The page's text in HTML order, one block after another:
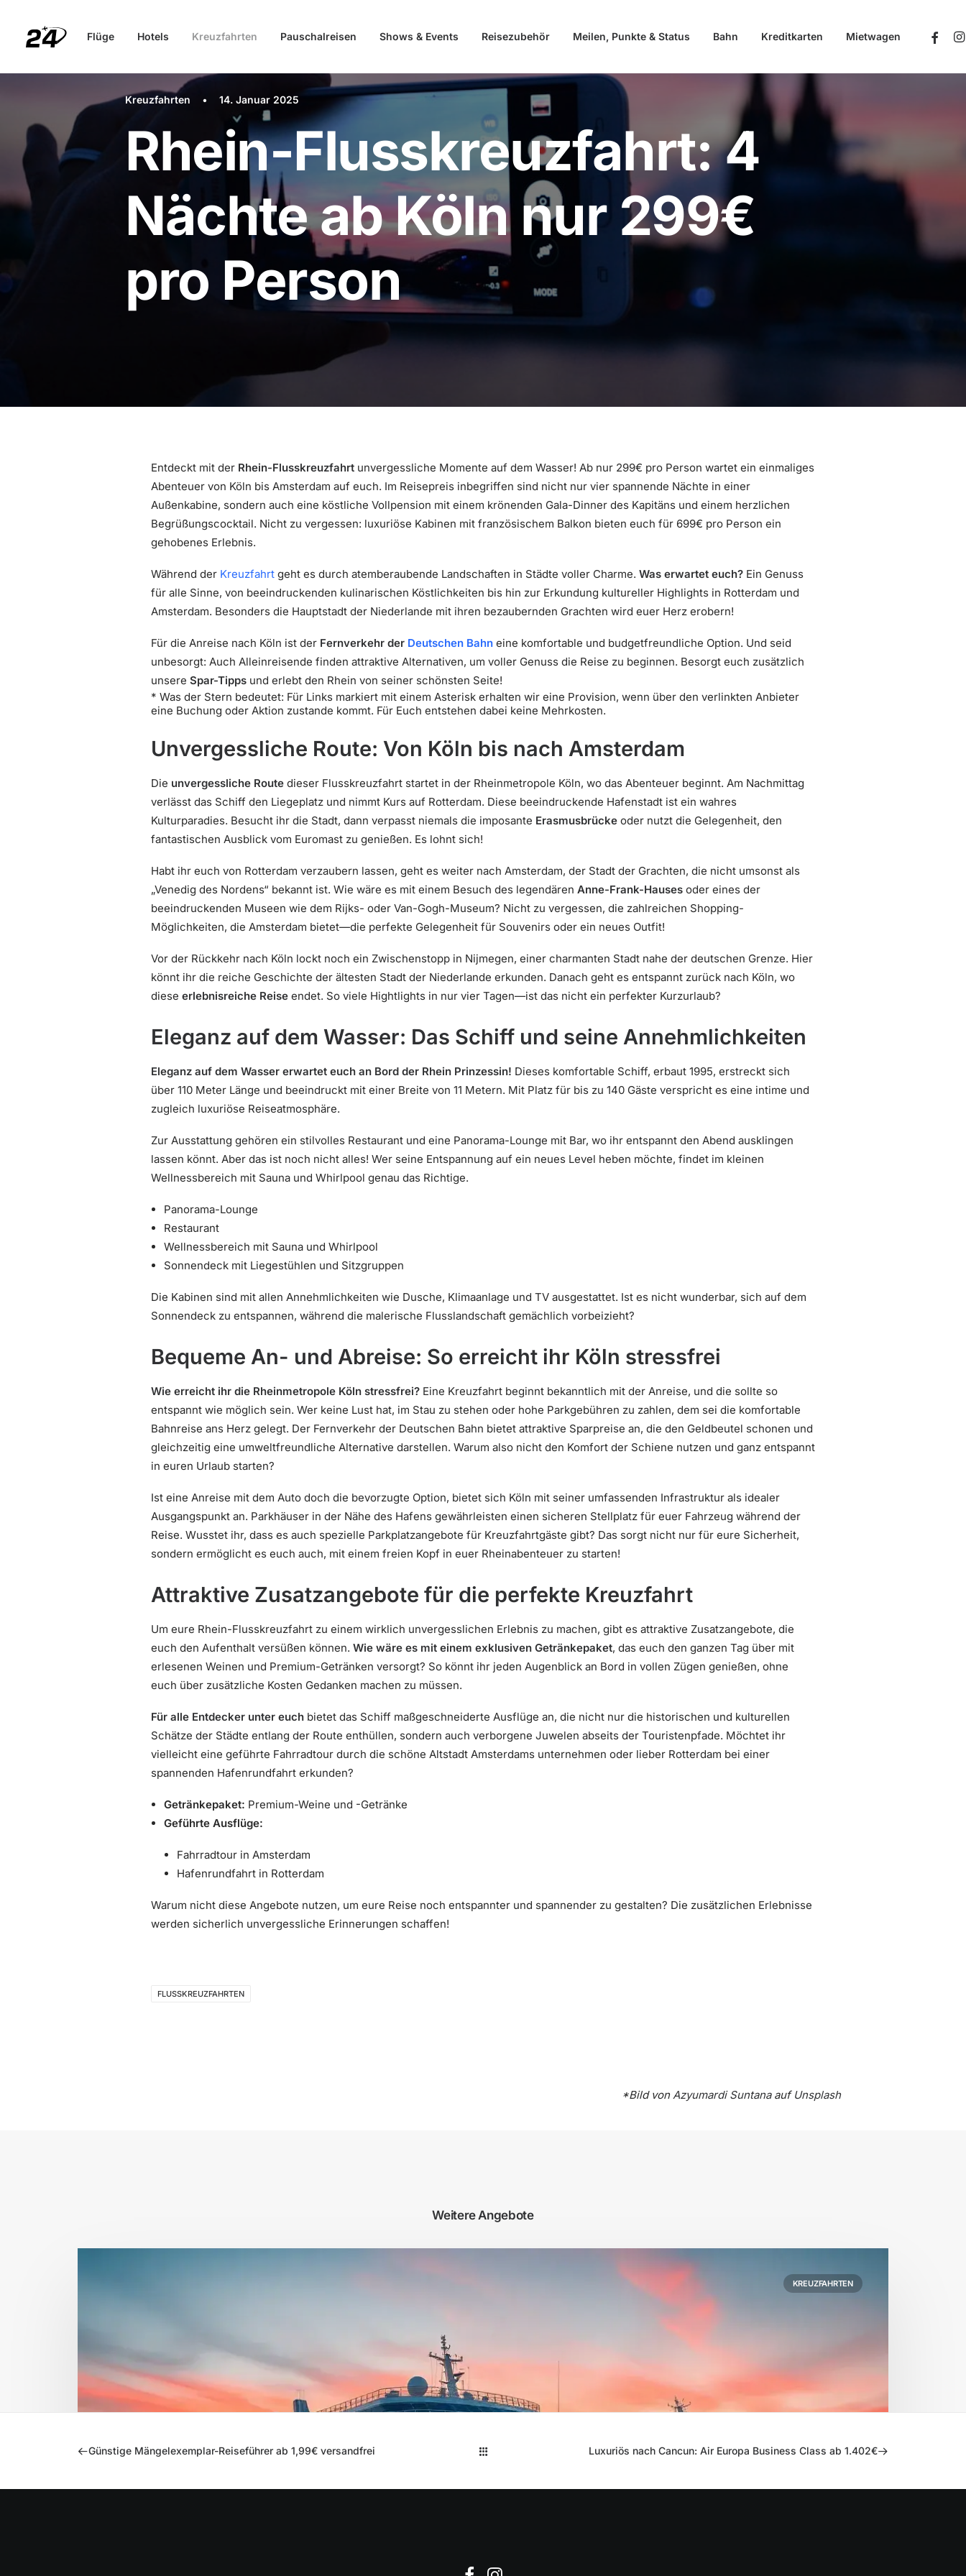
Flüge Hotels Kreuzfahrten Pauschalreisen Shows & Events Reisezubehör Meilen, Punkte & Status Bahn Kreditkarten Mietwagen
Kreuzfahrten • 14. Januar 2025
Rhein-Flusskreuzfahrt: 4
Nächte ab Köln nur 299€
pro Person
Entdeckt mit der Rhein-Flusskreuzfahrt unvergessliche Momente auf dem Wasser! Ab nur 299€ pro Person wartet ein einmaliges
Abenteuer von Köln bis Amsterdam auf euch. Im Reisepreis inbegriffen sind nicht nur vier spannende Nächte in einer
Außenkabine, sondern auch eine köstliche Vollpension mit einem krönenden Gala-Dinner des Kapitäns und einem herzlichen
Begrüßungscocktail. Nicht zu vergessen: luxuriöse Kabinen mit französischem Balkon bieten euch für 699€ pro Person ein
gehobenes Erlebnis.
Während der Kreuzfahrt geht es durch atemberaubende Landschaften in Städte voller Charme. Was erwartet euch? Ein Genuss
für alle Sinne, von beeindruckenden kulinarischen Köstlichkeiten bis hin zur Erkundung kultureller Highlights in Rotterdam und
Amsterdam. Besonders die Hauptstadt der Niederlande mit ihren bezaubernden Grachten wird euer Herz erobern!
Für die Anreise nach Köln ist der Fernverkehr der Deutschen Bahn eine komfortable und budgetfreundliche Option. Und seid
unbesorgt: Auch Alleinreisende finden attraktive Alternativen, um voller Genuss die Reise zu beginnen. Besorgt euch zusätzlich
unsere Spar-Tipps und erlebt den Rhein von seiner schönsten Seite!
* Was der Stern bedeutet: Für Links markiert mit einem Asterisk erhalten wir eine Provision, wenn über den verlinkten Anbieter
eine Buchung oder Aktion zustande kommt. Für Euch entstehen dabei keine Mehrkosten.
Unvergessliche Route: Von Köln bis nach Amsterdam
Die unvergessliche Route dieser Flusskreuzfahrt startet in der Rheinmetropole Köln, wo das Abenteuer beginnt. Am Nachmittag
verlässt das Schiff den Liegeplatz und nimmt Kurs auf Rotterdam. Diese beeindruckende Hafenstadt ist ein wahres
Kulturparadies. Besucht ihr die Stadt, dann verpasst niemals die imposante Erasmusbrücke oder nutzt die Gelegenheit, den
fantastischen Ausblick vom Euromast zu genießen. Es lohnt sich!
Habt ihr euch von Rotterdam verzaubern lassen, geht es weiter nach Amsterdam, der Stadt der Grachten, die nicht umsonst als
„Venedig des Nordens“ bekannt ist. Wie wäre es mit einem Besuch des legendären Anne-Frank-Hauses oder eines der
beeindruckenden Museen wie dem Rijks- oder Van-Gogh-Museum? Nicht zu vergessen, die zahlreichen Shopping-
Möglichkeiten, die Amsterdam bietet—die perfekte Gelegenheit für Souvenirs oder ein neues Outfit!
Vor der Rückkehr nach Köln lockt noch ein Zwischenstopp in Nijmegen, einer charmanten Stadt nahe der deutschen Grenze. Hier
könnt ihr die reiche Geschichte der ältesten Stadt der Niederlande erkunden. Danach geht es entspannt zurück nach Köln, wo
diese erlebnisreiche Reise endet. So viele Hightlights in nur vier Tagen—ist das nicht ein perfekter Kurzurlaub?
Eleganz auf dem Wasser: Das Schiff und seine Annehmlichkeiten
Eleganz auf dem Wasser erwartet euch an Bord der Rhein Prinzessin! Dieses komfortable Schiff, erbaut 1995, erstreckt sich
über 110 Meter Länge und beeindruckt mit einer Breite von 11 Metern. Mit Platz für bis zu 140 Gäste verspricht es eine intime und
zugleich luxuriöse Reiseatmosphäre.
Zur Ausstattung gehören ein stilvolles Restaurant und eine Panorama-Lounge mit Bar, wo ihr entspannt den Abend ausklingen
lassen könnt. Aber das ist noch nicht alles! Wer seine Entspannung auf ein neues Level heben möchte, findet im kleinen
Wellnessbereich mit Sauna und Whirlpool genau das Richtige.
Panorama-Lounge
Restaurant
Wellnessbereich mit Sauna und Whirlpool
Sonnendeck mit Liegestühlen und Sitzgruppen
Die Kabinen sind mit allen Annehmlichkeiten wie Dusche, Klimaanlage und TV ausgestattet. Ist es nicht wunderbar, sich auf dem
Sonnendeck zu entspannen, während die malerische Flusslandschaft gemächlich vorbeizieht?
Bequeme An- und Abreise: So erreicht ihr Köln stressfrei
Wie erreicht ihr die Rheinmetropole Köln stressfrei? Eine Kreuzfahrt beginnt bekanntlich mit der Anreise, und die sollte so
entspannt wie möglich sein. Wer keine Lust hat, im Stau zu stehen oder hohe Parkgebühren zu zahlen, dem sei die komfortable
Bahnreise ans Herz gelegt. Der Fernverkehr der Deutschen Bahn bietet attraktive Sparpreise an, die den Geldbeutel schonen und
gleichzeitig eine umweltfreundliche Alternative darstellen. Warum also nicht den Komfort der Schiene nutzen und ganz entspannt
in euren Urlaub starten?
Ist eine Anreise mit dem Auto doch die bevorzugte Option, bietet sich Köln mit seiner umfassenden Infrastruktur als idealer
Ausgangspunkt an. Parkhäuser in der Nähe des Hafens gewährleisten einen sicheren Stellplatz für euer Fahrzeug während der
Reise. Wusstet ihr, dass es auch spezielle Parkplatzangebote für Kreuzfahrtgäste gibt? Das sorgt nicht nur für eure Sicherheit,
sondern ermöglicht es euch auch, mit einem freien Kopf in euer Rheinabenteuer zu starten!
Attraktive Zusatzangebote für die perfekte Kreuzfahrt
Um eure Rhein-Flusskreuzfahrt zu einem wirklich unvergesslichen Erlebnis zu machen, gibt es attraktive Zusatzangebote, die
euch den Aufenthalt versüßen können. Wie wäre es mit einem exklusiven Getränkepaket, das euch den ganzen Tag über mit
erlesenen Weinen und Premium-Getränken versorgt? So könnt ihr jeden Augenblick an Bord in vollen Zügen genießen, ohne
euch über zusätzliche Kosten Gedanken machen zu müssen.
Für alle Entdecker unter euch bietet das Schiff maßgeschneiderte Ausflüge an, die nicht nur die historischen und kulturellen
Schätze der Städte entlang der Route enthüllen, sondern auch verborgene Juwelen abseits der Touristenpfade. Möchtet ihr
vielleicht eine geführte Fahrradtour durch die schöne Altstadt Amsterdams unternehmen oder lieber Rotterdam bei einer
spannenden Hafenrundfahrt erkunden?
Getränkepaket: Premium-Weine und -Getränke
Geführte Ausflüge:
Fahrradtour in Amsterdam
Hafenrundfahrt in Rotterdam
Warum nicht diese Angebote nutzen, um eure Reise noch entspannter und spannender zu gestalten? Die zusätzlichen Erlebnisse
werden sicherlich unvergessliche Erinnerungen schaffen!
FLUSSKREUZFAHRTEN
*Bild vonAzyumardi Suntanaauf Unsplash
Weitere Angebote
KREUZFAHRTEN
Günstige Mängelexemplar-Reiseführer ab 1,99€ versandfrei Luxuriös nach Cancun: Air Europa Business Class ab 1.402€